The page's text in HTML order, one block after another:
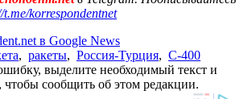
t.me/korrespondentnet
в Google News
, ракеты, Россия-Турция, С-400
выделите необходимый текст и
сообщить об этом редакции.